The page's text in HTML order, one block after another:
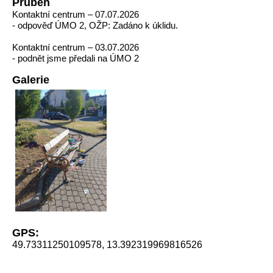
Průběh
Kontaktní centrum – 07.07.2026
- odpověď ÚMO 2, OŽP: Zadáno k úklidu.
Kontaktní centrum – 03.07.2026
- podnět jsme předali na ÚMO 2
Galerie
GPS:
49.73311250109578, 13.392319969816526